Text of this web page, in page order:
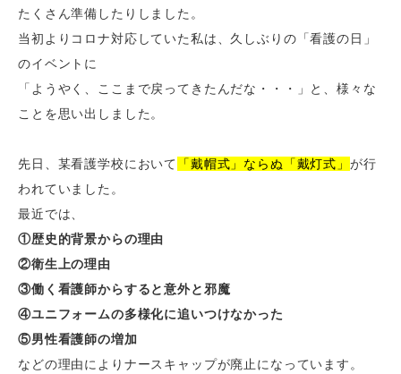
たくさん準備したりしました。
当初よりコロナ対応していた私は、久しぶりの「看護の日」
のイベントに
「ようやく、ここまで戻ってきたんだな・・・」と、様々な
ことを思い出しました。
先日、某看護学校において 「戴帽式」ならぬ「戴灯式」が行
われていました。
最近では、
①歴史的背景からの理由
②衛生上の理由
③働く看護師からすると意外と邪魔
④ユニフォームの多様化に追いつけなかった
⑤男性看護師の増加
などの理由によりナースキャップが廃止になっています。